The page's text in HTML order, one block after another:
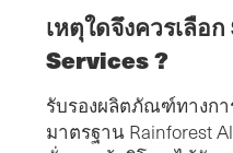
เหตุใดจึงควรเลือ
Services ?
รับรองผลิตภัณฑ์ทางก
มาตรฐาน Rainforest